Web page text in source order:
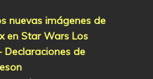
nuevas imágenes de
en Star Wars Los
Declaraciones de